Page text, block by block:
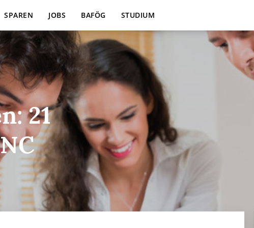
SPAREN JOBS BAFÖG STUDIUM
21 Studiengänge mit NC
21